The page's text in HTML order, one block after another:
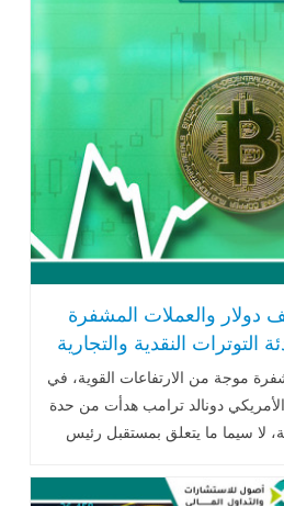
تتجاوز 94 ألف دولار والعملات المشفرة
النقدية والتجارية
موجة من الارتفاعات القوية، في
دونالد ترامب هدأت من حدة
لا سيما ما يتعلق بمستقبل رئيس